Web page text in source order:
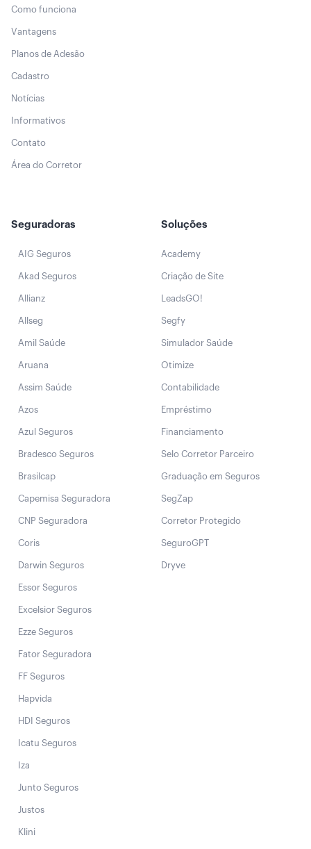
Como funciona
Vantagens
Planos de Adesão
Cadastro
Notícias
Informativos
Contato
Área do Corretor
Seguradoras
AIG Seguros
Akad Seguros
Allianz
Allseg
Amil Saúde
Aruana
Assim Saúde
Azos
Azul Seguros
Bradesco Seguros
Brasilcap
Capemisa Seguradora
CNP Seguradora
Coris
Darwin Seguros
Essor Seguros
Excelsior Seguros
Ezze Seguros
Fator Seguradora
FF Seguros
Hapvida
HDI Seguros
Icatu Seguros
Iza
Junto Seguros
Justos
Klini
Soluções
Academy
Criação de Site
LeadsGO!
Segfy
Simulador Saúde
Otimize
Contabilidade
Empréstimo
Financiamento
Selo Corretor Parceiro
Graduação em Seguros
SegZap
Corretor Protegido
SeguroGPT
Dryve